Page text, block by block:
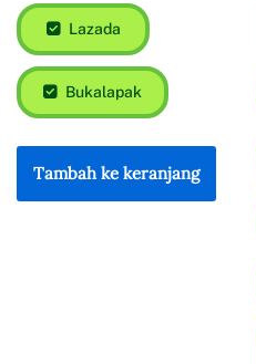
Lazada
Bukalapak
Tambah ke keranjang